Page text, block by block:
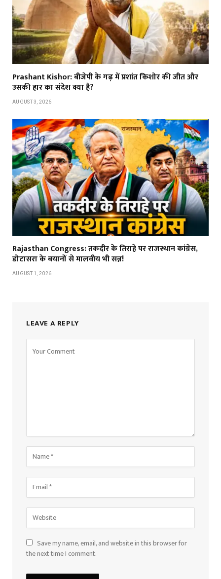
Prashant Kishor: बीजेपी के गढ़ में प्रशांत किशोर की जीत और
उसकी हार का संदेश क्या है?
AUGUST 3, 2026
Rajasthan Congress: तकदीर के तिराहे पर राजस्थान कांग्रेस,
डोटासरा के बयानों से मालवीय भी सन्न!
AUGUST 1, 2026
LEAVE A REPLY
Save my name, email, and website in this browser for
the next time I comment.